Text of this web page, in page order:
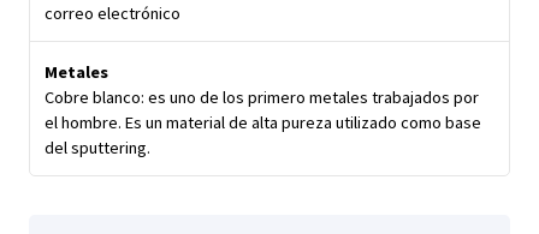
correo electrónico
Metales
Cobre blanco: es uno de los primero metales trabajados por
el hombre. Es un material de alta pureza utilizado como base
del sputtering.